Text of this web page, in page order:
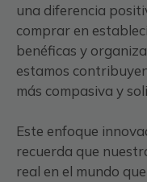
una diferencia
comprar en
benéficas y
estamos
más compasiva y
Este enfoque
recuerda que
real en el mundo